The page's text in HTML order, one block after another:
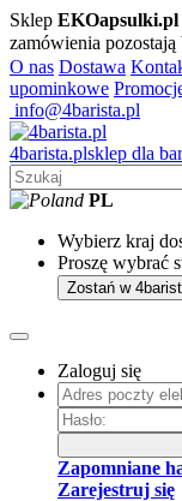
Sklep EKOapsulki.pl
zamówienia pozostają
O nas Dostawa
upominkowe
info@4barista.pl
4barista.plsklep dla
PL
Wybierz kraj
Proszę wybrać
Zostań w
Zaloguj się
Zapomniane
Zarejestruj się